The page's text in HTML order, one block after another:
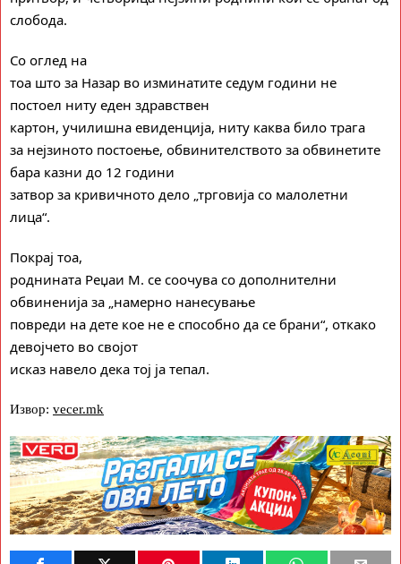
слобода.
Со оглед на
тоа што за Назар во изминатите седум години не
постоел ниту еден здравствен
картон, училишна евиденција, ниту каква било трага
за нејзиното постоење, обвинителството за обвинетите
бара казни до 12 години
затвор за кривичното дело „трговија со малолетни
лица“.
Покрај тоа,
роднината Реџаи М. се соочува со дополнителни
обвиненија за „намерно нанесување
повреди на дете кое не е способно да се брани“, откако
девојчето во својот
исказ навело дека тој ја тепал.
Извор: vecer.mk